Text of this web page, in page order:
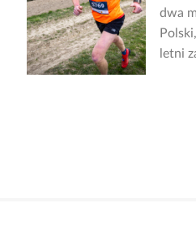
dwa
letni